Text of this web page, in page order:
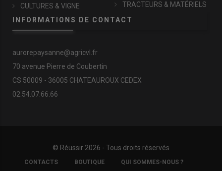
CULTURES & VIGNE
TRACTEURS & MATÉRIELS
INFORMATIONS DE CONTACT
aurorepaysanne@agricvl.fr
70 avenue Pierre de Coubertin
CS 50009 - 36005 CHATEAUROUX CEDEX
02.54.07.66.66
© Réussir 2026 - Tous droits réservés
FOOTER
COPYRIGHT
CONTACTS BOUTIQUE QUI SOMMES-NOUS ?